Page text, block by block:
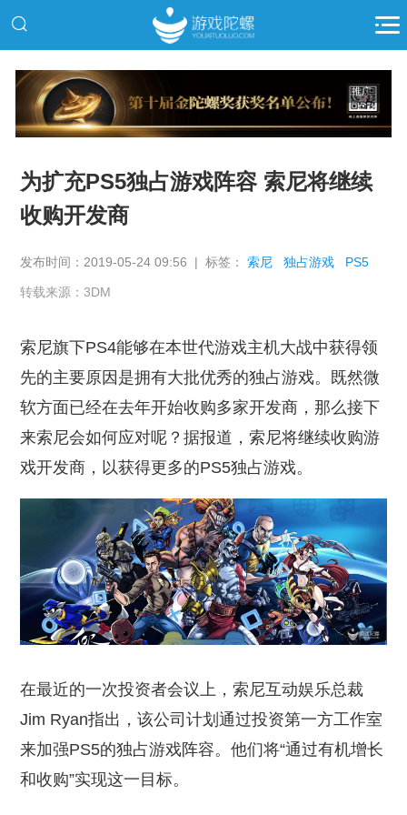
推广
为扩充PS5独占游戏阵容 索尼将继续
收购开发商
发布时间：2019-05-24 09:56 | 标签：索尼 独占游戏 PS5
转载来源：3DM
索尼旗下PS4能够在本世代游戏主机大战中获得领
先的主要原因是拥有大批优秀的独占游戏。既然微
软方面已经在去年开始收购多家开发商，那么接下
来索尼会如何应对呢？据报道，索尼将继续收购游
戏开发商，以获得更多的PS5独占游戏。
在最近的一次投资者会议上，索尼互动娱乐总裁
Jim Ryan指出，该公司计划通过投资第一方工作室
来加强PS5的独占游戏阵容。他们将“通过有机增长
和收购”实现这一目标。